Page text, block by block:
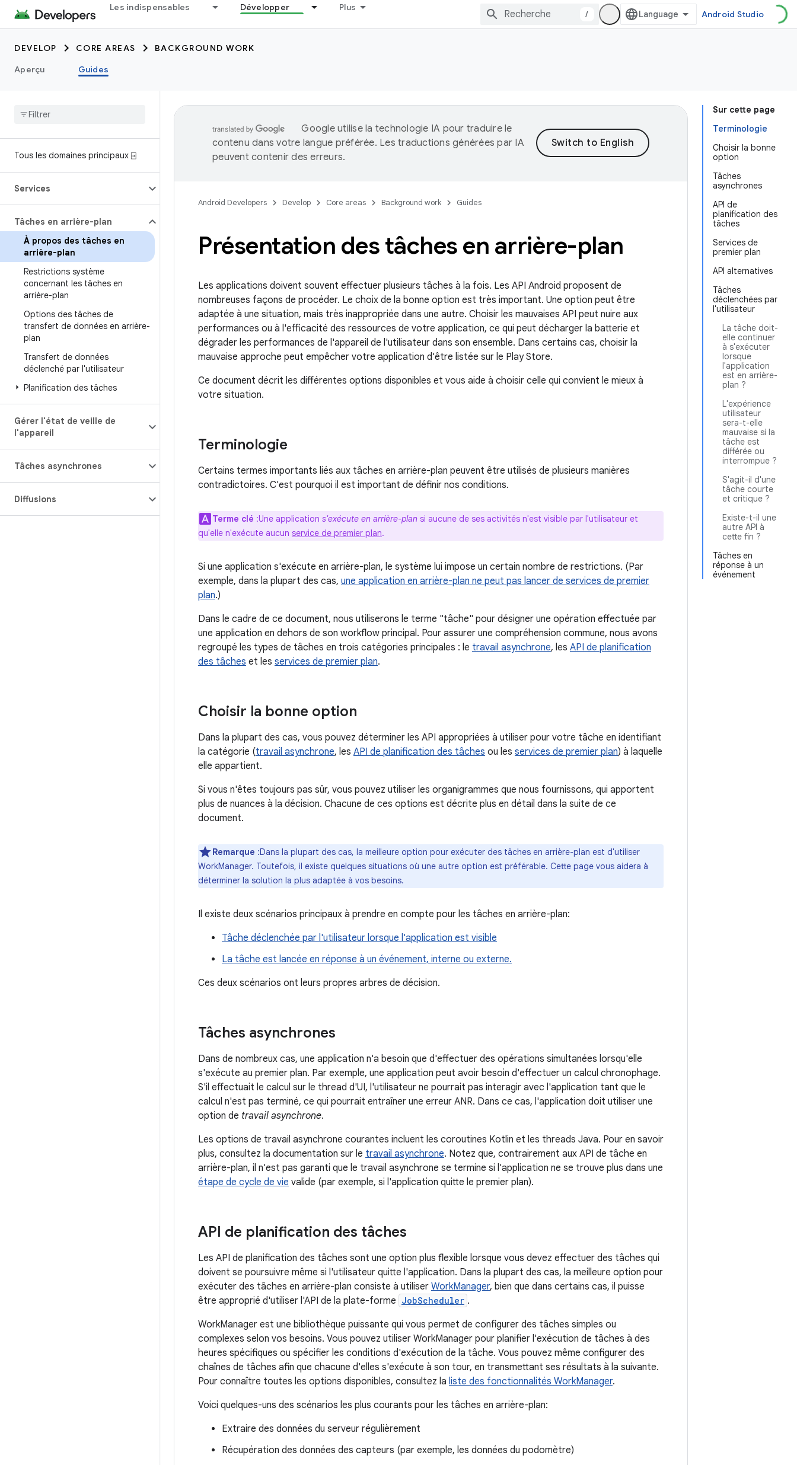
Les indispensables Développer Plus
/ Android Studio
DEVELOP CORE AREAS
BACKGROUND WORK
Aperçu
Guides
Tous les domaines principaux ⍈
Services
Tâches en arrière-plan
À propos des tâches en
arrière-plan
Restrictions système
concernant les tâches en
arrière-plan
Options des tâches de
transfert de données en arrière-
plan
Transfert de données
déclenché par l'utilisateur
Planification des tâches
Gérer l'état de veille de
l'appareil
Tâches asynchrones
Diffusions
Sur cette page
Terminologie
Choisir la bonne
option
Tâches
asynchrones
API de
planification des
tâches
Services de
premier plan
API alternatives
Tâches
déclenchées par
l'utilisateur
La tâche doit-
elle continuer
à s'exécuter
lorsque
l'application
est en arrière-
plan ?
L'expérience
utilisateur
sera-t-elle
mauvaise si la
tâche est
différée ou
interrompue ?
S'agit-il d'une
tâche courte
et critique ?
Existe-t-il une
autre API à
cette fin ?
Tâches en
réponse à un
événement
Google utilise la technologie IA pour traduire le
contenu dans votre langue préférée. Les traductions générées par IA
peuvent contenir des erreurs.
Android Developers Develop Core areas Background work Guides
Présentation des tâches en arrière-plan
Les applications doivent souvent effectuer plusieurs tâches à la fois. Les API Android proposent de
nombreuses façons de procéder. Le choix de la bonne option est très important. Une option peut être
adaptée à une situation, mais très inappropriée dans une autre. Choisir les mauvaises API peut nuire aux
performances ou à l'efficacité des ressources de votre application, ce qui peut décharger la batterie et
dégrader les performances de l'appareil de l'utilisateur dans son ensemble. Dans certains cas, choisir la
mauvaise approche peut empêcher votre application d'être listée sur le Play Store.
Ce document décrit les différentes options disponibles et vous aide à choisir celle qui convient le mieux à
votre situation.
Terminologie
Certains termes importants liés aux tâches en arrière-plan peuvent être utilisés de plusieurs manières
contradictoires. C'est pourquoi il est important de définir nos conditions.
Terme clé :Une application s'exécute en arrière-plan si aucune de ses activités n'est visible par l'utilisateur et
qu'elle n'exécute aucun service de premier plan.
Si une application s'exécute en arrière-plan, le système lui impose un certain nombre de restrictions. (Par
exemple, dans la plupart des cas, une application en arrière-plan ne peut pas lancer de services de premier
plan.)
Dans le cadre de ce document, nous utiliserons le terme "tâche" pour désigner une opération effectuée par
une application en dehors de son workflow principal. Pour assurer une compréhension commune, nous avons
regroupé les types de tâches en trois catégories principales : le travail asynchrone, les API de planification
des tâches et les services de premier plan.
Choisir la bonne option
Dans la plupart des cas, vous pouvez déterminer les API appropriées à utiliser pour votre tâche en identifiant
la catégorie (travail asynchrone, les API de planification des tâches ou les services de premier plan) à laquelle
elle appartient.
Si vous n'êtes toujours pas sûr, vous pouvez utiliser les organigrammes que nous fournissons, qui apportent
plus de nuances à la décision. Chacune de ces options est décrite plus en détail dans la suite de ce
document.
Remarque :Dans la plupart des cas, la meilleure option pour exécuter des tâches en arrière-plan est d'utiliser
WorkManager. Toutefois, il existe quelques situations où une autre option est préférable. Cette page vous aidera à
déterminer la solution la plus adaptée à vos besoins.
Il existe deux scénarios principaux à prendre en compte pour les tâches en arrière-plan:
Tâche déclenchée par l'utilisateur lorsque l'application est visible
La tâche est lancée en réponse à un événement, interne ou externe.
Ces deux scénarios ont leurs propres arbres de décision.
Tâches asynchrones
Dans de nombreux cas, une application n'a besoin que d'effectuer des opérations simultanées lorsqu'elle
s'exécute au premier plan. Par exemple, une application peut avoir besoin d'effectuer un calcul chronophage.
S'il effectuait le calcul sur le thread d'UI, l'utilisateur ne pourrait pas interagir avec l'application tant que le
calcul n'est pas terminé, ce qui pourrait entraîner une erreur ANR. Dans ce cas, l'application doit utiliser une
option de travail asynchrone.
Les options de travail asynchrone courantes incluent les coroutines Kotlin et les threads Java. Pour en savoir
plus, consultez la documentation sur le travail asynchrone. Notez que, contrairement aux API de tâche en
arrière-plan, il n'est pas garanti que le travail asynchrone se termine si l'application ne se trouve plus dans une
étape de cycle de vie valide (par exemple, si l'application quitte le premier plan).
API de planification des tâches
Les API de planification des tâches sont une option plus flexible lorsque vous devez effectuer des tâches qui
doivent se poursuivre même si l'utilisateur quitte l'application. Dans la plupart des cas, la meilleure option pour
exécuter des tâches en arrière-plan consiste à utiliser WorkManager, bien que dans certains cas, il puisse
être approprié d'utiliser l'API de la plate-forme JobScheduler .
WorkManager est une bibliothèque puissante qui vous permet de configurer des tâches simples ou
complexes selon vos besoins. Vous pouvez utiliser WorkManager pour planifier l'exécution de tâches à des
heures spécifiques ou spécifier les conditions d'exécution de la tâche. Vous pouvez même configurer des
chaînes de tâches afin que chacune d'elles s'exécute à son tour, en transmettant ses résultats à la suivante.
Pour connaître toutes les options disponibles, consultez la liste des fonctionnalités WorkManager.
Voici quelques-uns des scénarios les plus courants pour les tâches en arrière-plan:
Extraire des données du serveur régulièrement
Récupération des données des capteurs (par exemple, les données du podomètre)